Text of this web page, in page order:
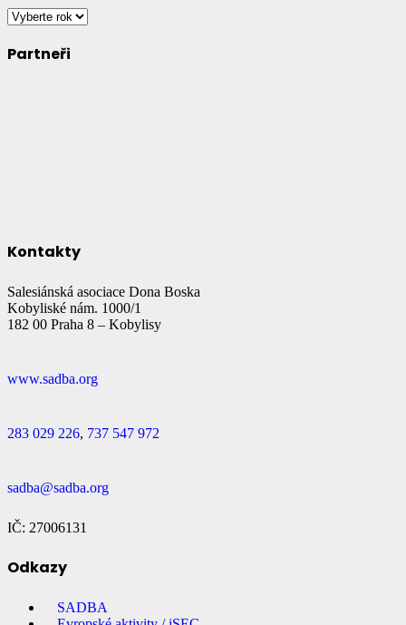
Partneři
Kontakty
Salesiánská asociace Dona Boska
Kobyliské nám. 1000/1
182 00 Praha 8 – Kobylisy
www.sadba.org
283 029 226, 737 547 972
sadba@sadba.org
IČ: 27006131
Odkazy
SADBA